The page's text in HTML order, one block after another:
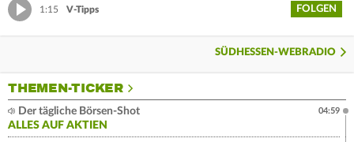
1:15 V-Tipps FOLGEN
SÜDHESSEN-WEBRADIO
THEMEN-TICKER
Der tägliche Börsen-Shot
ALLES AUF AKTIEN
04:59